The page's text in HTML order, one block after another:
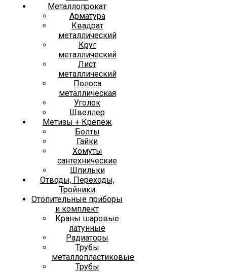
Металлопрокат
Арматура
Квадрат
металлический
Круг
металлический
Лист
металлический
Полоса
металлическая
Уголок
Швеллер
Метизы + Крепеж
Болты
Гайки
Хомуты
сантехнические
Шпильки
Отводы, Переходы,
Тройники
Отопительные приборы
и комплект
Краны шаровые
латунные
Радиаторы
Трубы
металлопластиковые
Трубы